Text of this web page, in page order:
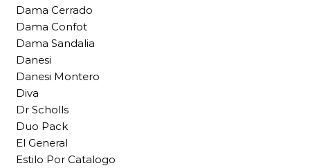
Dama Cerrado
Dama Confot
Dama Sandalia
Danesi
Danesi Montero
Diva
Dr Scholls
Duo Pack
El General
Estilo Por Catalogo